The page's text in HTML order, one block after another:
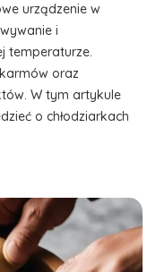
urządzenie w
i
temperaturze.
oraz
W tym artykule
o chłodziarkach